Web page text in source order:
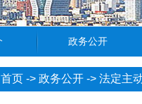
首页 -> 政务公开 -> 法定主